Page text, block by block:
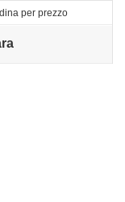
per prezzo